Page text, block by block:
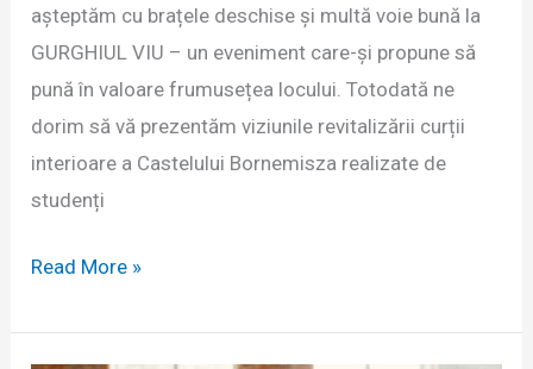
așteptăm cu brațele deschise și multă voie bună la
GURGHIUL VIU – un eveniment care-și propune să
pună în valoare frumusețea locului. Totodată ne
dorim să vă prezentăm viziunile revitalizării curții
interioare a Castelului Bornemisza realizate de
studenți
Gurghiul
Read More »